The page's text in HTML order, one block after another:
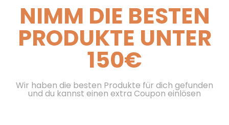
NIMM DIE BESTEN
PRODUKTE UNTER
150€
Wir haben die besten Produkte für dich gefunden
und du kannst einen extra Coupon einlösen